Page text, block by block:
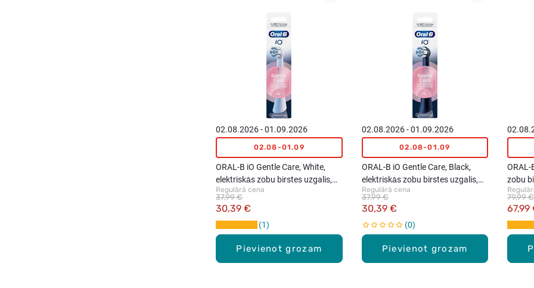
Pievienot grozam
02.08.2026 - 01.09.2026
02.08-01.09
ORAL-B iO Gentle Care, White,
elektriskās zobu birstes uzgalis,
4gab.
Regulārā cena
30,39 €
37,99 €
1
Pievienot grozam
02.08.2026 - 01.09.2026
02.08-01.09
ORAL-B iO Gentle Care, Black,
elektriskās zobu birstes uzgalis,
4gab.
Regulārā cena
30,39 €
37,99 €
0
ORAL-
zobu
67,99
79,99 €